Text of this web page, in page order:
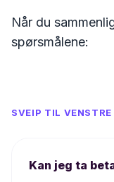
Når du
spørsmålene:
SVEIP TIL VENSTRE
Kan jeg ta